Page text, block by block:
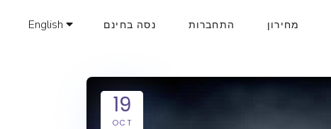
נסה בחינם התחברות מחירון
19
OCT